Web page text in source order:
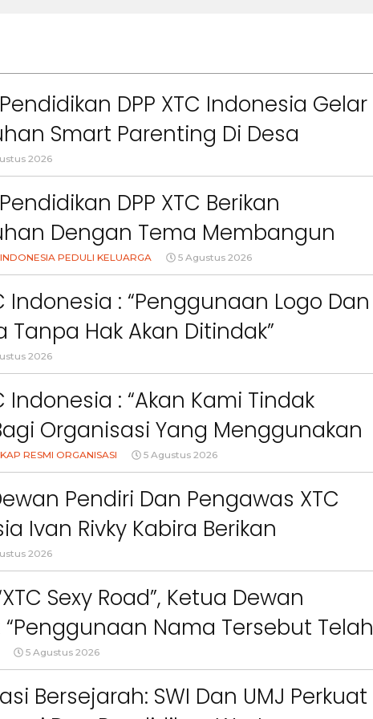
DPP XTC Indonesia Gelar
Smart Parenting Di Desa
KBB
2026
DPP XTC Berikan
Dengan Tema Membangun
Tua Dalam Menjaga
Anak Di Era Digital
PEDULI KELUARGA 5 Agustus 2026
Indonesia : “Penggunaan Logo Dan
Tanpa Hak Akan Ditindak”
2026
Indonesia : “Akan Kami Tindak
Organisasi Yang Menggunakan
Warna, Bendera Dan Slogan
Izin”
RESMI ORGANISASI 5 Agustus 2026
Pendiri Dan Pengawas XTC
Ivan Rivky Kabira Berikan
Sikap Terkait “XTC Sexy Road”
2026
Sexy Road”, Ketua Dewan
“Penggunaan Nama Tersebut Telah
Ketentuan Perundang-
5 Agustus 2026
Bersejarah: SWI Dan UMJ Perkuat